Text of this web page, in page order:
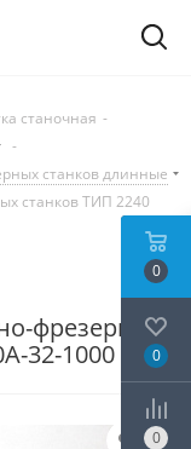
станочная -
-
станков длинные
станков ТИП 2240
фрезерных
32-1000
0
0
0